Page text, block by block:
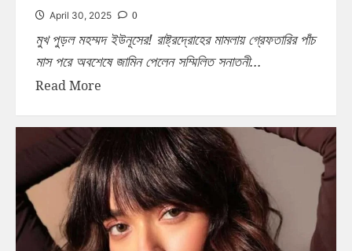
April 30, 2025 0
মুখ পুড়ল মহম্মদ ইউনূসের! রাষ্ট্রদ্রোহের মামলায় গ্রেফতারির পাঁচ
মাস পরে অবশেষে জামিন পেলেন সম্মিলিত সনাতনী...
Read More